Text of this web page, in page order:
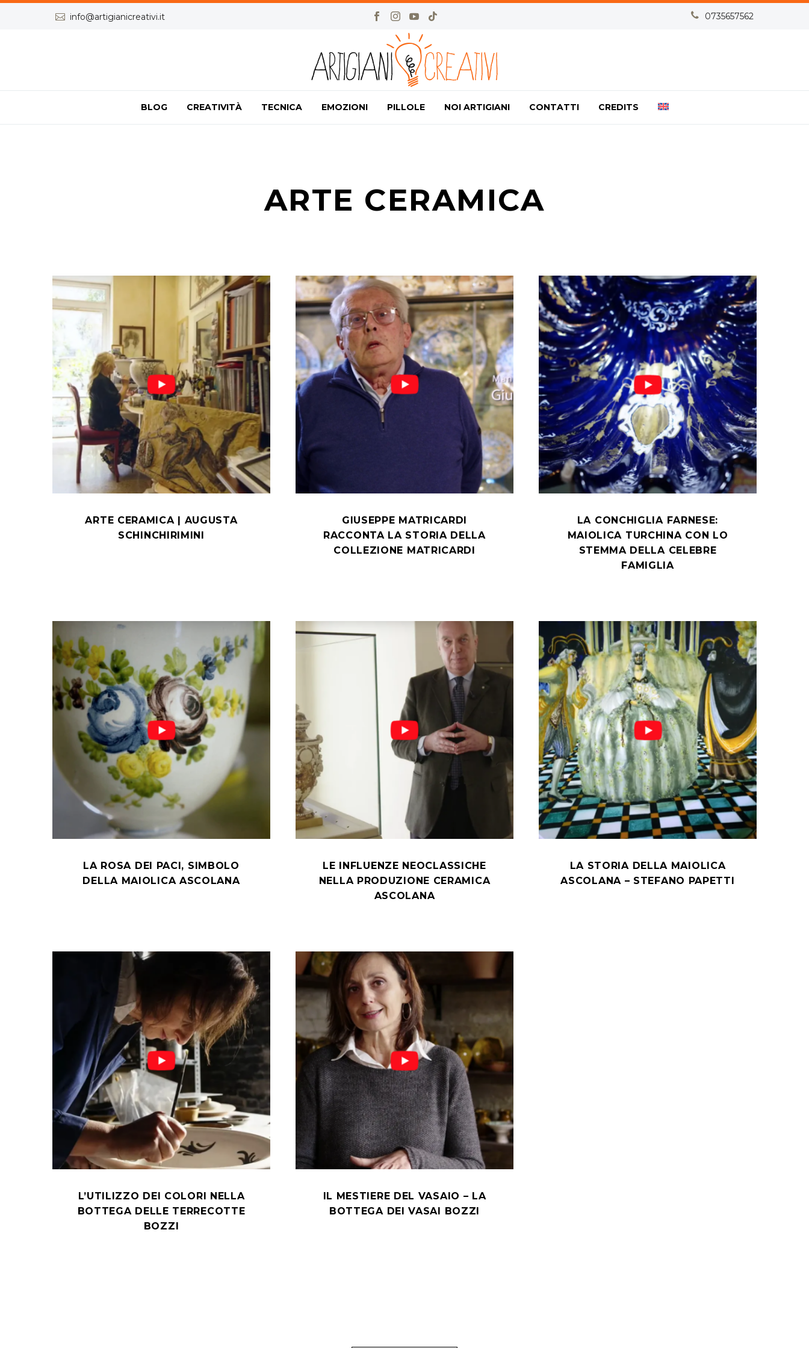

 info@artigianicreativi.it 
 0735657562
BLOG CREATIVITÀ TECNICA EMOZIONI PILLOLE NOI ARTIGIANI CONTATTI CREDITS
ARTE CERAMICA
ARTE CERAMICA | AUGUSTA
SCHINCHIRIMINI
GIUSEPPE MATRICARDI
RACCONTA LA STORIA DELLA
COLLEZIONE MATRICARDI
LA CONCHIGLIA FARNESE:
MAIOLICA TURCHINA CON LO
STEMMA DELLA CELEBRE
FAMIGLIA
LA ROSA DEI PACI, SIMBOLO
DELLA MAIOLICA ASCOLANA
LE INFLUENZE NEOCLASSICHE
NELLA PRODUZIONE CERAMICA
ASCOLANA
LA STORIA DELLA MAIOLICA
ASCOLANA – STEFANO PAPETTI
L’UTILIZZO DEI COLORI NELLA
BOTTEGA DELLE TERRECOTTE
BOZZI
IL MESTIERE DEL VASAIO – LA
BOTTEGA DEI VASAI BOZZI